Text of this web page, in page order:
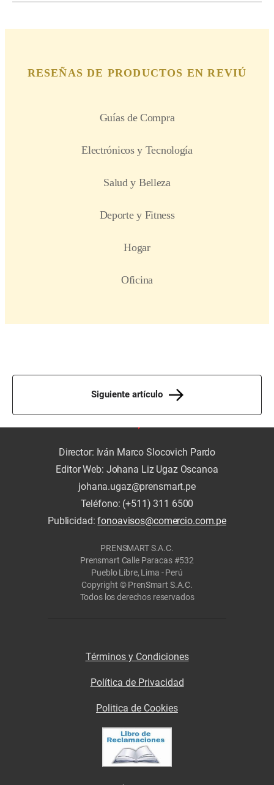
Siguiente artículo
Director: Iván Marco Slocovich Pardo
Editor Web: Johana Liz Ugaz Oscanoa
johana.ugaz@prensmart.pe
Teléfono: (+511) 311 6500
Publicidad:fonoavisos@comercio.com.pe
PRENSMART S.A.C.
Prensmart Calle Paracas #532
Pueblo Libre, Lima - Perú
Copyright © PrenSmart S.A.C.
Todos los derechos reservados
Términos y Condiciones
Política de Privacidad
Politica de Cookies